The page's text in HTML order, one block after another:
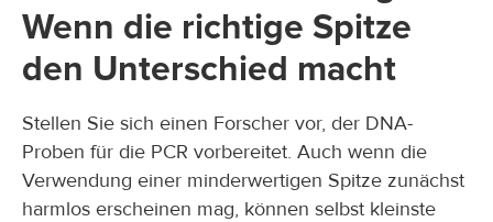
Wenn die richtige Spitze
den Unterschied macht
Stellen Sie sich einen Forscher vor, der DNA-
Proben für die PCR vorbereitet. Auch wenn die
Verwendung einer minderwertigen Spitze zunächst
harmlos erscheinen mag, können selbst kleinste